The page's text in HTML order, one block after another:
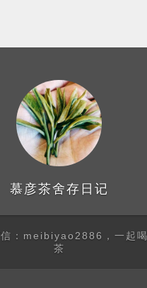
慕彦茶舍存日记
信：meibiyao2886，一起喝
茶